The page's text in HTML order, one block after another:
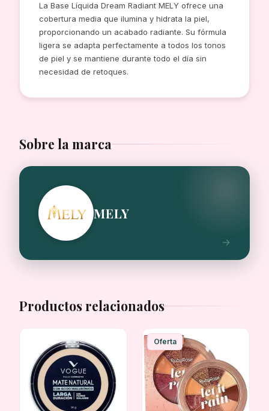
DREAM
RADIANT
ENVASE
DE
VIDRIO
La Base Líquida Dream Radiant MELY ofrece una
cobertura media que ilumina y hidrata la piel,
proporcionando un acabado radiante. Su fórmula
ligera se adapta perfectamente a todos los tonos
de piel y se mantiene durante todo el día sin
necesidad de retoques.
Sobre la marca
MELY
Productos relacionados
Oferta